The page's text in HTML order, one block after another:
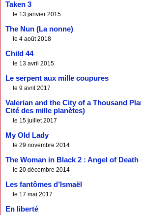
Taken 3
le 13 janvier 2015
The Nun (La nonne)
le 4 août 2018
Child 44
le 13 avril 2015
Le serpent aux mille coupures
le 9 avril 2017
Valerian and the City of a Thousand
Cité des mille planètes)
le 15 juillet 2017
My Old Lady
le 29 novembre 2014
The Woman in Black 2 : Angel of Death
le 20 décembre 2014
Les fantômes d’Ismaël
le 17 mai 2017
En liberté